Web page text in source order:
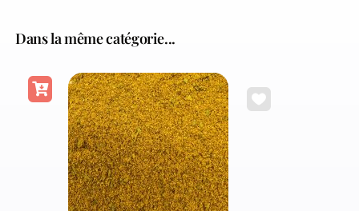
Dans la même catégorie...